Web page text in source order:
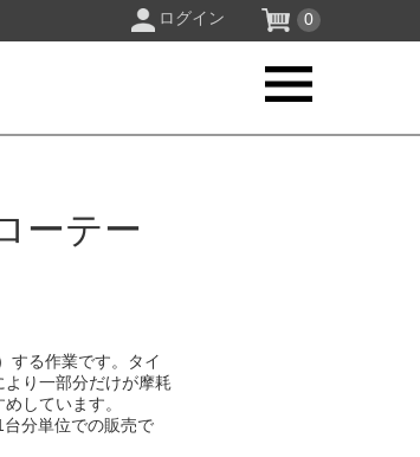
ログイン 0
ーテー
する作業です。タイ
り一部分だけが摩耗
しています。
分単位での販売で